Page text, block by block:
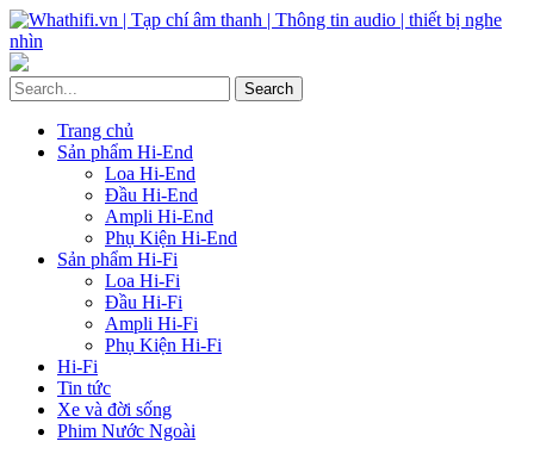
Trang chủ
Sản phẩm Hi-End
Loa Hi-End
Đầu Hi-End
Ampli Hi-End
Phụ Kiện Hi-End
Sản phẩm Hi-Fi
Loa Hi-Fi
Đầu Hi-Fi
Ampli Hi-Fi
Phụ Kiện Hi-Fi
Hi-Fi
Tin tức
Xe và đời sống
Phim Nước Ngoài